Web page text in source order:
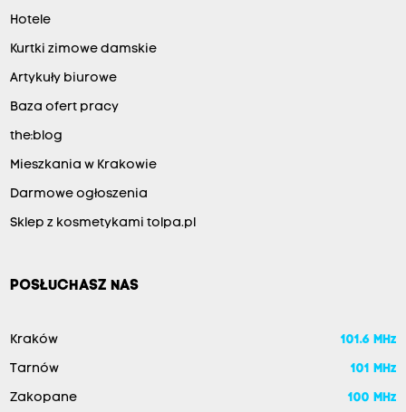
Hotele
Kurtki zimowe damskie
Artykuły biurowe
Baza ofert pracy
the:blog
Mieszkania w Krakowie
Darmowe ogłoszenia
Sklep z kosmetykami tolpa.pl
POSŁUCHASZ NAS
Kraków 101.6 MHz
Tarnów 101 MHz
Zakopane 100 MHz